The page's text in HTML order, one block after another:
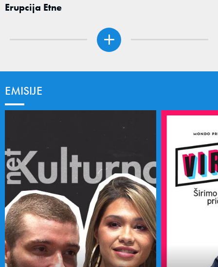
Erupcija Etne
EMISIJE